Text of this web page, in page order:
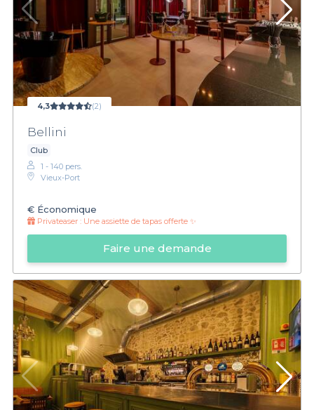
4,3 (2)
Bellini
Club
1 - 140 pers.
Vieux-Port
€ Économique
Privateaser : Une assiette de tapas offerte ✨
Faire une demande